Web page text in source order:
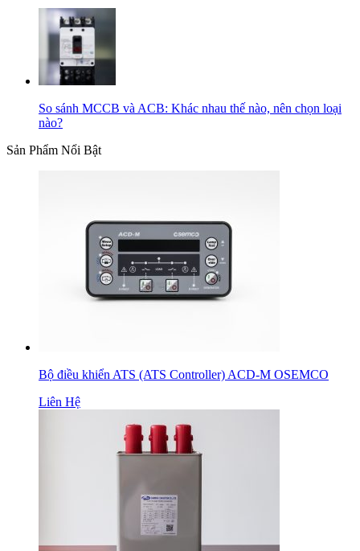
So sánh MCCB và ACB: Khác nhau thế nào, nên chọn loại
nào?
Sản Phẩm Nổi Bật
Bộ điều khiển ATS (ATS Controller) ACD-M OSEMCO
Liên Hệ